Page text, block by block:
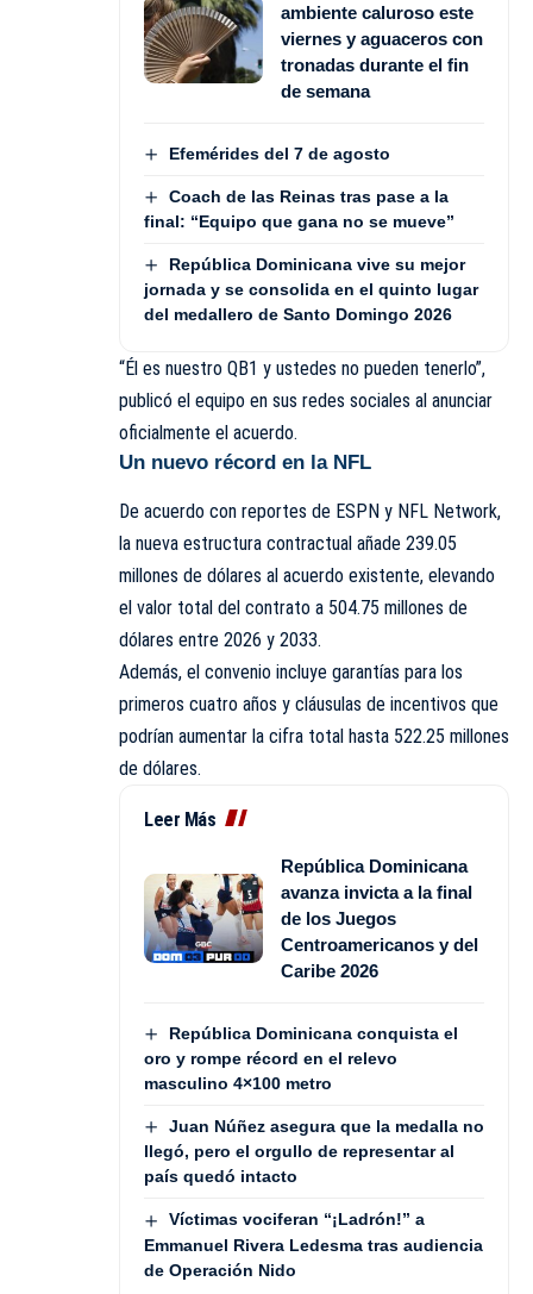
ambiente caluroso este
viernes y aguaceros con
tronadas durante el fin
de semana
Efemérides del 7 de agosto
Coach de las Reinas tras pase a la
final: “Equipo que gana no se mueve”
República Dominicana vive su mejor
jornada y se consolida en el quinto lugar
del medallero de Santo Domingo 2026
“Él es nuestro QB1 y ustedes no pueden tenerlo”,
publicó el equipo en sus redes sociales al anunciar
oficialmente el acuerdo.
Un nuevo récord en la NFL
De acuerdo con reportes de ESPN y NFL Network,
la nueva estructura contractual añade 239.05
millones de dólares al acuerdo existente, elevando
el valor total del contrato a 504.75 millones de
dólares entre 2026 y 2033.
Además, el convenio incluye garantías para los
primeros cuatro años y cláusulas de incentivos que
podrían aumentar la cifra total hasta 522.25 millones
de dólares.
Leer Más
República Dominicana
avanza invicta a la final
de los Juegos
Centroamericanos y del
Caribe 2026
República Dominicana conquista el
oro y rompe récord en el relevo
masculino 4×100 metro
Juan Núñez asegura que la medalla no
llegó, pero el orgullo de representar al
país quedó intacto
Víctimas vociferan “¡Ladrón!” a
Emmanuel Rivera Ledesma tras audiencia
de Operación Nido